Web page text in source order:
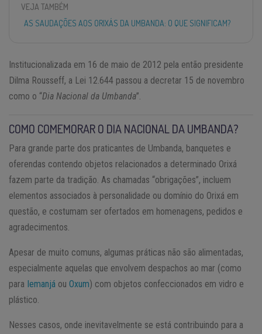
VEJA TAMBÉM
AS SAUDAÇÕES AOS ORIXÁS DA UMBANDA: O QUE SIGNIFICAM?
Institucionalizada em 16 de maio de 2012 pela então presidente
Dilma Rousseff, a Lei 12.644 passou a decretar 15 de novembro
como o “Dia Nacional da Umbanda”.
COMO COMEMORAR O DIA NACIONAL DA UMBANDA?
Para grande parte dos praticantes de Umbanda, banquetes e
oferendas contendo objetos relacionados a determinado Orixá
fazem parte da tradição. As chamadas “obrigações”, incluem
elementos associados à personalidade ou domínio do Orixá em
questão, e costumam ser ofertados em homenagens, pedidos e
agradecimentos.
Apesar de muito comuns, algumas práticas não são alimentadas,
especialmente aquelas que envolvem despachos ao mar (como
para Iemanjá ou Oxum) com objetos confeccionados em vidro e
plástico.
Nesses casos, onde inevitavelmente se está contribuindo para a